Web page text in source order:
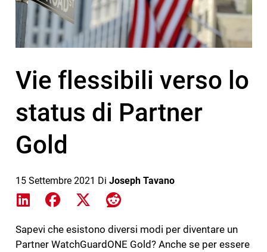
Vie flessibili verso lo
status di Partner
Gold
15 Settembre 2021 Di Joseph Tavano
Share on LinkedIn
Share on Facebook
Share on XShare on Reddit
Sapevi che esistono diversi modi per diventare un
Partner WatchGuardONE Gold? Anche se per essere